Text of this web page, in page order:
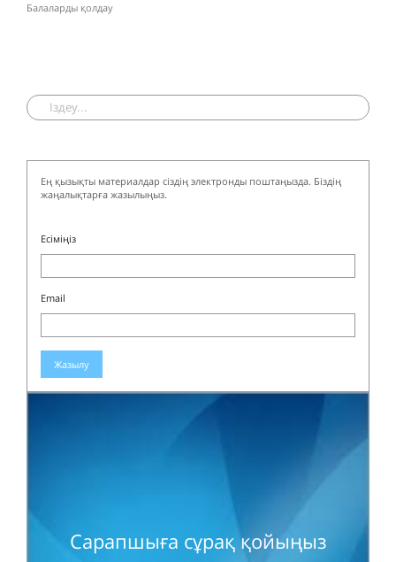
Балаларды қолдау
Ең қызықты материалдар сіздің электронды поштаңызда. Біздің
жаңалықтарға жазылыңыз.
Есіміңіз
Email
Жазылу
Сарапшыға сұрақ қойыңыз